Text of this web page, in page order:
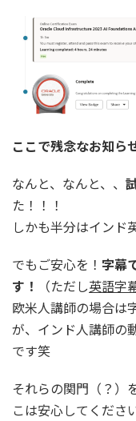
ここで残念なお知ら
なんと、なんと、、
た！！！
しかも半分はインド
でもご安心を！ 字幕
す！
（ただし英語字
欧米人講師の場合は
が、インド人講師の
です笑
それらの関門（？）
こは安心してくださ